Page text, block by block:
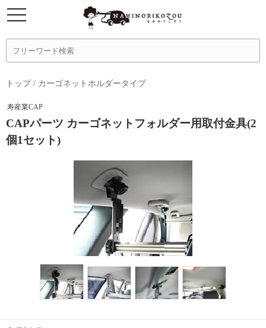
トップ/ カーゴネットホルダータイプ
寿産業CAP
CAPパーツ カーゴネットフォルダー用取付金具(2
個1セット)